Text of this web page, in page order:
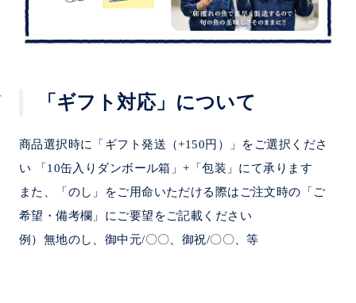
「ギフト対応」について
商品選択時に「ギフト発送（+150円）」をご選択くださ
い 「10缶入りダンボール箱」+「包装」にて承ります
また、「のし」をご用命いただける際はご注文時の「ご
希望・備考欄」にご要望をご記載ください
例）無地のし、御中元/〇〇、御祝/〇〇、等